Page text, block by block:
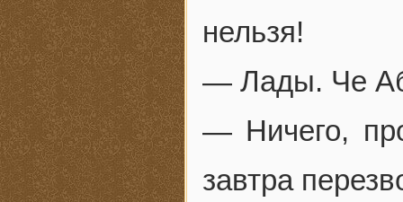
нельзя!
— Лады. Че
— Ничего,
завтра